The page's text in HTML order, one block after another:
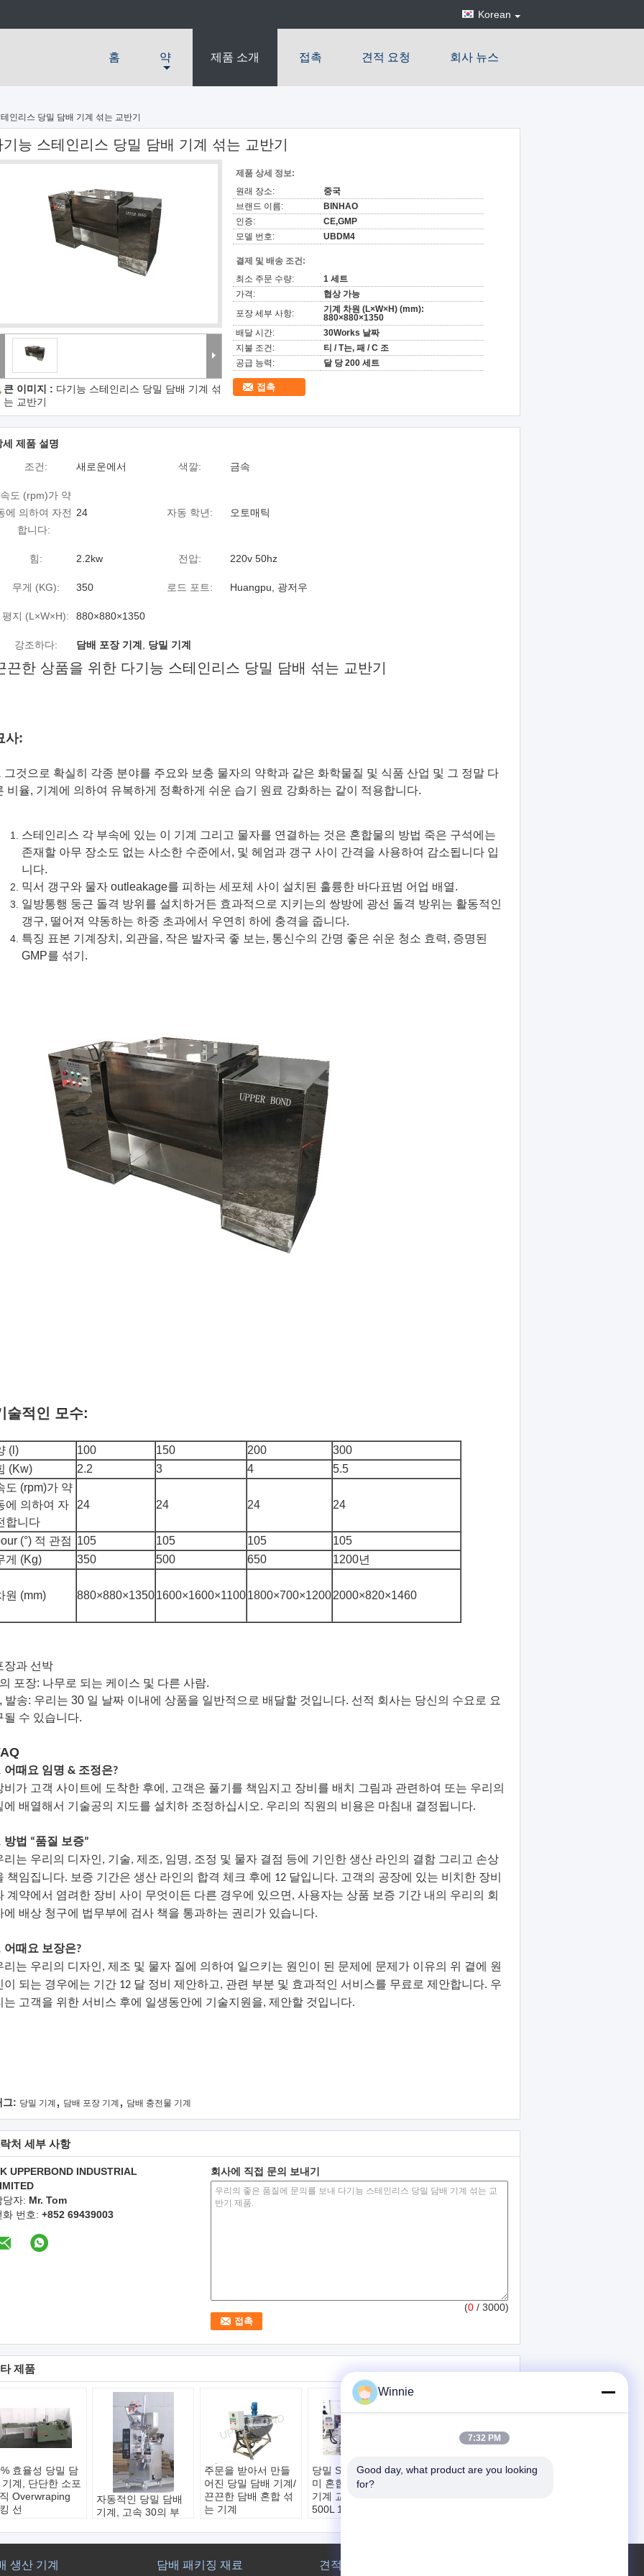
Korean
홈 약 제품 소개 접촉 견적 요청 회사 뉴스
인리스 당밀 담배 기계 섞는 교반기
기능 스테인리스 당밀 담배 기계 섞는 교반기
큰 이미지 : 다기능 스테인리스 당밀 담배 기계 섞
는 교반기
제품 상세 정보:
원래 장소:
중국
브랜드 이름:
BINHAO
인증:
CE,GMP
모델 번호:
UBDM4
결제 및 배송 조건:
최소 주문 수량:
1 세트
가격:
협상 가능
포장 세부 사항:
기계 차원 (L×W×H) (mm):
880×880×1350
배달 시간:
30Works 날짜
지불 조건:
티 / T는, 패 / C 조
공급 능력:
달 당 200 세트
접촉
세 제품 설명
조건:
새로운에서 색깔: 금속
속도 (rpm)가 약
에 의하여 자전
합니다:
24 자동 학년: 오토매틱
힘: 2.2kw 전압: 220v 50hz
무게 (KG): 350 로드 포트: Huangpu, 광저우
평지 (L×W×H): 880×880×1350
강조하다: 담배 포장 기계 당밀 기계
끈한 상품을 위한 다기능 스테인리스 당밀 담배 섞는 교반기
사:
그것으로 확실히 각종 분야를 주요와 보충 물자의 약학과 같은 화학물질 및 식품 산업 및 그 정말 다
비율, 기계에 의하여 유복하게 정확하게 쉬운 습기 원료 강화하는 같이 적용합니다.
스테인리스 각 부속에 있는 이 기계 그리고 물자를 연결하는 것은 혼합물의 방법 죽은 구석에는
존재할 아무 장소도 없는 사소한 수준에서, 및 헤엄과 갱구 사이 간격을 사용하여 감소됩니다 입
니다.
믹서 갱구와 물자 outleakage를 피하는 세포체 사이 설치된 훌륭한 바다표범 어업 배열.
일방통행 둥근 돌격 방위를 설치하거든 효과적으로 지키는의 쌍방에 광선 돌격 방위는 활동적인
갱구, 떨어져 약동하는 하중 초과에서 우연히 하에 충격을 줍니다.
특징 표본 기계장치, 외관을, 작은 발자국 좋 보는, 통신수의 간명 좋은 쉬운 청소 효력, 증명된
GMP를 섞기.
술적인 모수:
(l) 100 150 200
300
(Kw)
2.2 3 4
5.5
도 (rpm)가 약
에 의하여 자
합니다
24 24 24 24
(°) 적 관점 105 105 105
105
게 (Kg)
350 500 650 1200년
원 (mm) 880×880×13501600×1600×11001800×700×12002000×820×1460
장과 선박
포장: 나무로 되는 케이스 및 다른 사람.
발송: 우리는 30 일 날짜 이내에 상품을 일반적으로 배달할 것입니다. 선적 회사는 당신의 수요로 요
될 수 있습니다.
어때요 임명 & 조정은?
비가 고객 사이트에 도착한 후에, 고객은 풀기를 책임지고 장비를 배치 그림과 관련하여 또는 우리의
에 배열해서 기술공의 지도를 설치하 조정하십시오. 우리의 직원의 비용은 마침내 결정됩니다.
방법 “품질 보증”
리는 우리의 디자인, 기술, 제조, 임명, 조정 및 물자 결점 등에 기인한 생산 라인의 결함 그리고 손상
책임집니다. 보증 기간은 생산 라인의 합격 체크 후에 12 달입니다. 고객의 공장에 있는 비치한 장비
계약에서 염려한 장비 사이 무엇이든 다른 경우에 있으면, 사용자는 상품 보증 기간 내의 우리의 회
에 배상 청구에 법무부에 검사 책을 통과하는 권리가 있습니다.
어때요 보장은?
리는 우리의 디자인, 제조 및 물자 질에 의하여 일으키는 원인이 된 문제에 문제가 이유의 위 곁에 원
이 되는 경우에는 기간 12 달 정비 제안하고, 관련 부분 및 효과적인 서비스를 무료로 제안합니다. 우
는 고객을 위한 서비스 후에 일생동안에 기술지원을, 제안할 것입니다.
그: 당밀 기계 , 담배 포장 기계 , 담배 충전물 기계
처 세부 사항
UPPERBOND INDUSTRIAL
당자: Mr. Tom
화 번호: +852 69439003
회사에 직접 문의 보내기
(0 / 3000)
제품
효율성 당밀 담
계, 단단한 소포
Overwraping
선
공급장치:전
자동적인 당밀 담배
기계, 고속 30의 부
30개 가
주문을 받아서 만들
어진 당밀 담배 기계/
끈끈한 담배 혼합 섞
는 기계
색상:메탈릭
용량: 100-1000L
당밀 Shisha 담배 풍
미 혼합물 믹서 섞는
기계 교반기 100L
500L 1000L
용량:100-1000L
용어:본선 인도
PLC 터치스크린을
생산 기계 담배 패키징 재료 견적 요청
Winnie
7:32 PM
Good day, what product are you looking
for?